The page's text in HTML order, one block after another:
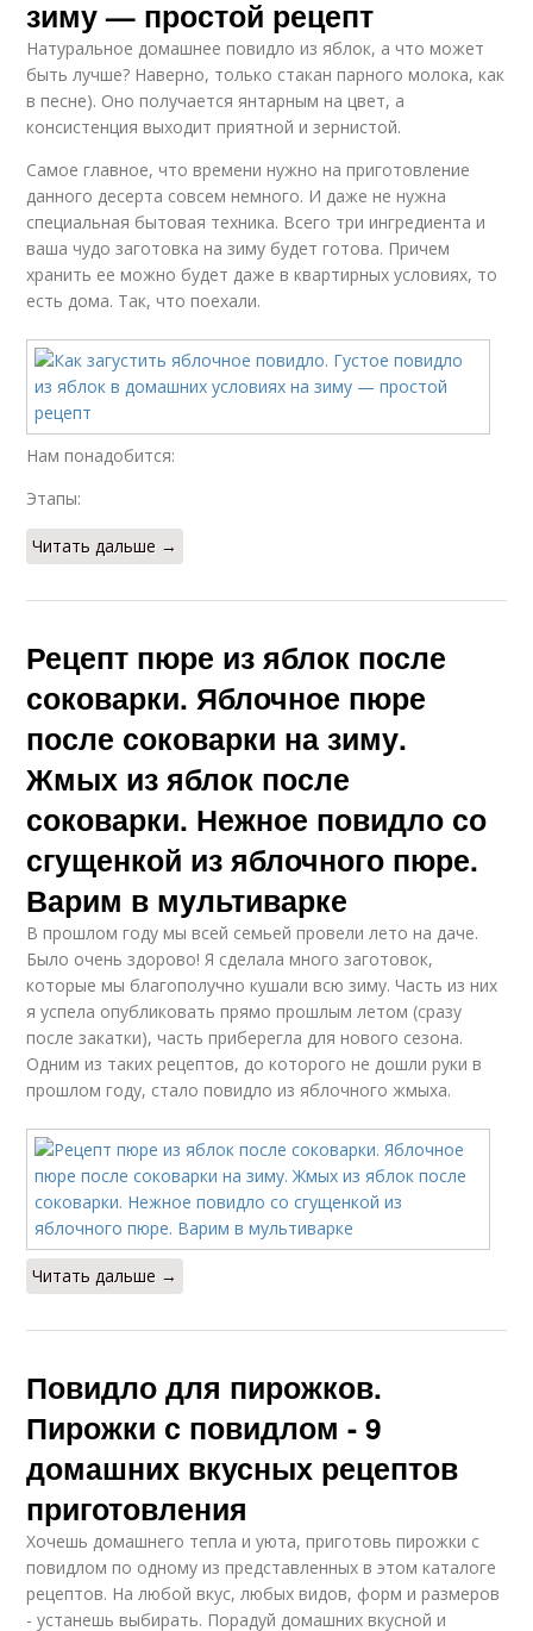
зиму — простой рецепт
Натуральное домашнее повидло из яблок, а что может
быть лучше? Наверно, только стакан парного молока, как
в песне). Оно получается янтарным на цвет, а
консистенция выходит приятной и зернистой.
Самое главное, что времени нужно на приготовление
данного десерта совсем немного. И даже не нужна
специальная бытовая техника. Всего три ингредиента и
ваша чудо заготовка на зиму будет готова. Причем
хранить ее можно будет даже в квартирных условиях, то
есть дома. Так, что поехали.
Нам понадобится:
Этапы:
Читать дальше →
Рецепт пюре из яблок после
соковарки. Яблочное пюре
после соковарки на зиму.
Жмых из яблок после
соковарки. Нежное повидло со
сгущенкой из яблочного пюре.
Варим в мультиварке
В прошлом году мы всей семьей провели лето на даче.
Было очень здорово! Я сделала много заготовок,
которые мы благополучно кушали всю зиму. Часть из них
я успела опубликовать прямо прошлым летом (сразу
после закатки), часть приберегла для нового сезона.
Одним из таких рецептов, до которого не дошли руки в
прошлом году, стало повидло из яблочного жмыха.
Читать дальше →
Повидло для пирожков.
Пирожки с повидлом - 9
домашних вкусных рецептов
приготовления
Хочешь домашнего тепла и уюта, приготовь пирожки с
повидлом по одному из представленных в этом каталоге
рецептов. На любой вкус, любых видов, форм и размеров
- устанешь выбирать. Порадуй домашних вкусной и